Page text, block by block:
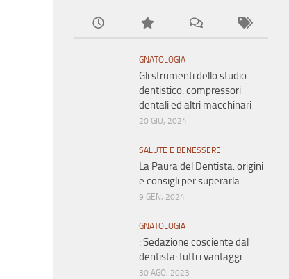
GNATOLOGIA
Gli strumenti dello studio
dentistico: compressori
dentali ed altri macchinari
20 GIU, 2024
SALUTE E BENESSERE
La Paura del Dentista: origini
e consigli per superarla
9 GEN, 2024
GNATOLOGIA
: Sedazione cosciente dal
dentista: tutti i vantaggi
30 AGO, 2023